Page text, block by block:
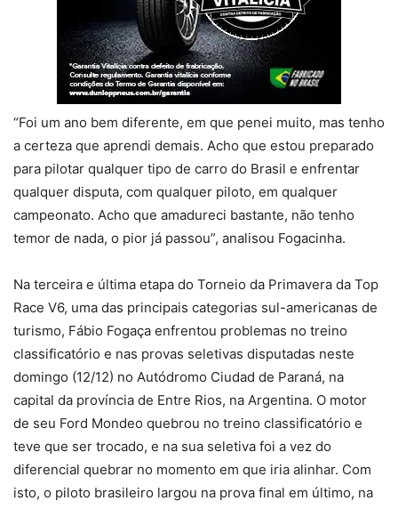
“Foi um ano bem diferente, em que penei muito, mas tenho
a certeza que aprendi demais. Acho que estou preparado
para pilotar qualquer tipo de carro do Brasil e enfrentar
qualquer disputa, com qualquer piloto, em qualquer
campeonato. Acho que amadureci bastante, não tenho
temor de nada, o pior já passou”, analisou Fogacinha.
Na terceira e última etapa do Torneio da Primavera da Top
Race V6, uma das principais categorias sul-americanas de
turismo, Fábio Fogaça enfrentou problemas no treino
classificatório e nas provas seletivas disputadas neste
domingo (12/12) no Autódromo Ciudad de Paraná, na
capital da província de Entre Rios, na Argentina. O motor
de seu Ford Mondeo quebrou no treino classificatório e
teve que ser trocado, e na sua seletiva foi a vez do
diferencial quebrar no momento em que iria alinhar. Com
isto, o piloto brasileiro largou na prova final em último, na